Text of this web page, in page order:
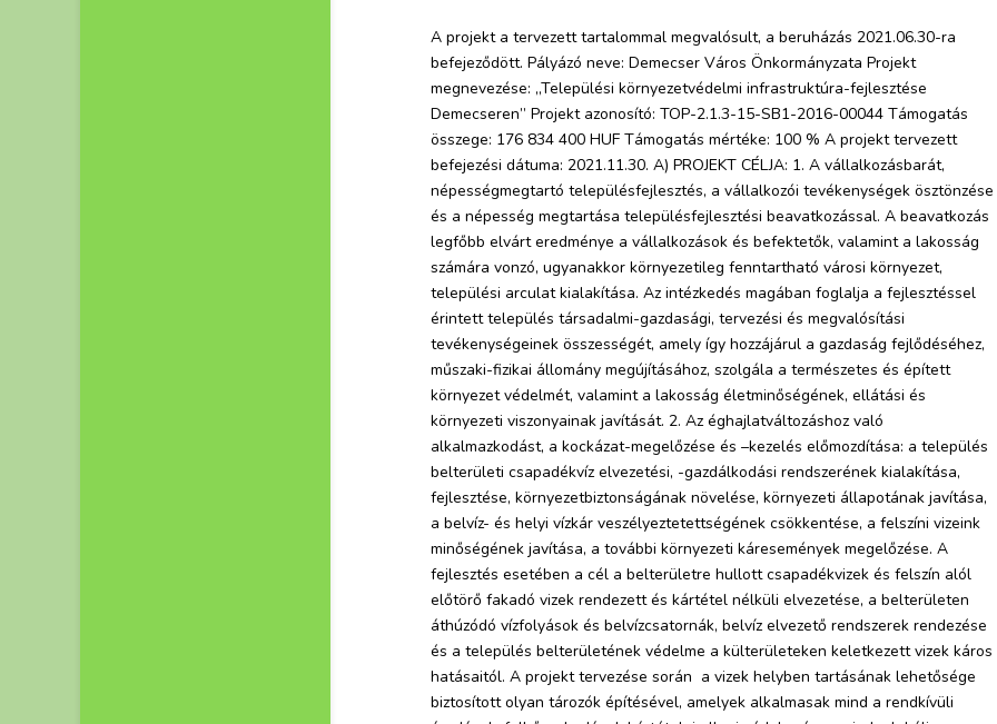
A projekt a tervezett tartalommal megvalósult, a beruházás 2021.06.30-ra
befejeződött. Pályázó neve: Demecser Város Önkormányzata Projekt
megnevezése: „Települési környezetvédelmi infrastruktúra-fejlesztése
Demecseren” Projekt azonosító: TOP-2.1.3-15-SB1-2016-00044 Támogatás
összege: 176 834 400 HUF Támogatás mértéke: 100 % A projekt tervezett
befejezési dátuma: 2021.11.30. A) PROJEKT CÉLJA: 1. A vállalkozásbarát,
népességmegtartó településfejlesztés, a vállalkozói tevékenységek ösztönzése
és a népesség megtartása településfejlesztési beavatkozással. A beavatkozás
legfőbb elvárt eredménye a vállalkozások és befektetők, valamint a lakosság
számára vonzó, ugyanakkor környezetileg fenntartható városi környezet,
települési arculat kialakítása. Az intézkedés magában foglalja a fejlesztéssel
érintett település társadalmi-gazdasági, tervezési és megvalósítási
tevékenységeinek összességét, amely így hozzájárul a gazdaság fejlődéséhez,
műszaki-fizikai állomány megújításához, szolgála a természetes és épített
környezet védelmét, valamint a lakosság életminőségének, ellátási és
környezeti viszonyainak javítását. 2. Az éghajlatváltozáshoz való
alkalmazkodást, a kockázat-megelőzése és –kezelés előmozdítása: a település
belterületi csapadékvíz elvezetési, -gazdálkodási rendszerének kialakítása,
fejlesztése, környezetbiztonságának növelése, környezeti állapotának javítása,
a belvíz- és helyi vízkár veszélyeztetettségének csökkentése, a felszíni vizeink
minőségének javítása, a további környezeti káresemények megelőzése. A
fejlesztés esetében a cél a belterületre hullott csapadékvizek és felszín alól
előtörő fakadó vizek rendezett és kártétel nélküli elvezetése, a belterületen
áthúzódó vízfolyások és belvízcsatornák, belvíz elvezető rendszerek rendezése
és a település belterületének védelme a külterületeken keletkezett vizek káros
hatásaitól. A projekt tervezése során a vizek helyben tartásának lehetősége
biztosított olyan tározók építésével, amelyek alkalmasak mind a rendkívüli